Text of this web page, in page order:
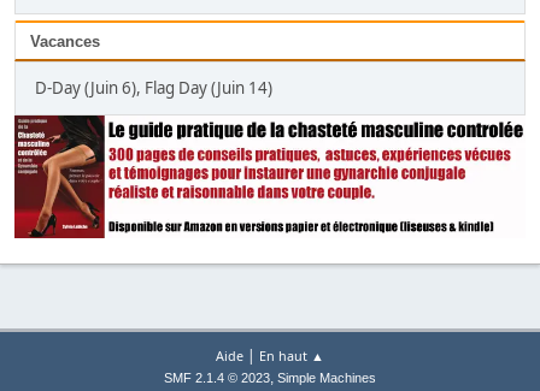
Vacances
D-Day (Juin 6), Flag Day (Juin 14)
Aide | En haut ▲
SMF 2.1.4 © 2023, Simple Machines